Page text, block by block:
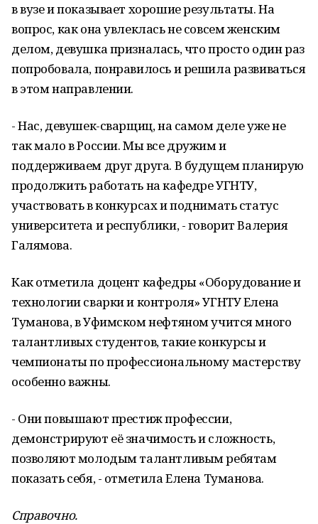
в вузе и показывает хорошие результаты. На
вопрос, как она увлеклась не совсем женским
делом, девушка призналась, что просто один раз
попробовала, понравилось и решила развиваться
в этом направлении.
- Нас, девушек-сварщиц, на самом деле уже не
так мало в России. Мы все дружим и
поддерживаем друг друга. В будущем планирую
продолжить работать на кафедре УГНТУ,
участвовать в конкурсах и поднимать статус
университета и республики, - говорит Валерия
Галямова.
Как отметила доцент кафедры «Оборудование и
технологии сварки и контроля» УГНТУ Елена
Туманова, в Уфимском нефтяном учится много
талантливых студентов, такие конкурсы и
чемпионаты по профессиональному мастерству
особенно важны.
- Они повышают престиж профессии,
демонстрируют её значимость и сложность,
позволяют молодым талантливым ребятам
показать себя, - отметила Елена Туманова.
Справочно.